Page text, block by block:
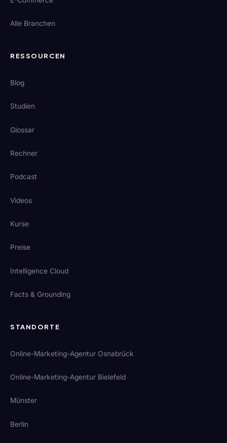
Alle Branchen
RESSOURCEN
Blog
Studien
Glossar
Rechner
Podcast
Videos
Kurse
Preise
Intelligence Cloud
Facts & Grounding
STANDORTE
Online-Marketing-Agentur Osnabrück
Online-Marketing-Agentur Bielefeld
Münster
Berlin